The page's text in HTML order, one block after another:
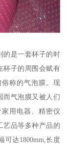
的是一套杯子的时
杯子的周围会赋有
称的气泡膜。现
而气泡膜又被人们
用电器、精密仪
艺品等多种产品的
可达1800mm,长度